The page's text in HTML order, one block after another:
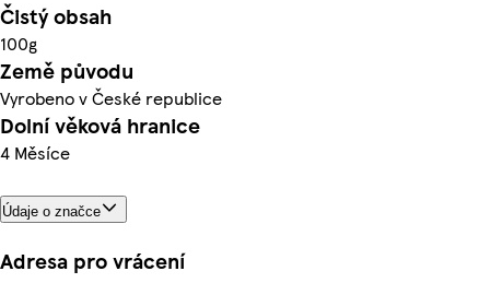
Čistý obsah
100g
Země původu
Vyrobeno v České republice
Dolní věková hranice
4 Měsíce
Údaje o značce
Adresa pro vrácení